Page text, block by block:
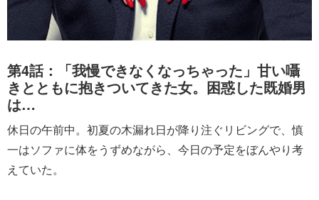
第4話：「我慢できなくなっちゃった」甘い囁
きとともに抱きついてきた女。困惑した既婚男
は…
休日の午前中。初夏の木漏れ日が降り注ぐリビングで、慎
一はソファに体をうずめながら、今日の予定をぼんやり考
えていた。